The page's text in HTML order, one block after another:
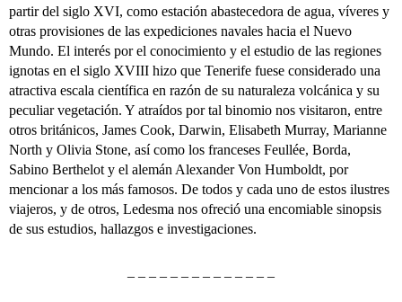
partir del siglo XVI, como estación abastecedora de agua, víveres y
otras provisiones de las expediciones navales hacia el Nuevo
Mundo. El interés por el conocimiento y el estudio de las regiones
ignotas en el siglo XVIII hizo que Tenerife fuese considerado una
atractiva escala científica en razón de su naturaleza volcánica y su
peculiar vegetación. Y atraídos por tal binomio nos visitaron, entre
otros británicos, James Cook, Darwin, Elisabeth Murray, Marianne
North y Olivia Stone, así como los franceses Feullée, Borda,
Sabino Berthelot y el alemán Alexander Von Humboldt, por
mencionar a los más famosos. De todos y cada uno de estos ilustres
viajeros, y de otros, Ledesma nos ofreció una encomiable sinopsis
de sus estudios, hallazgos e investigaciones.
– – – – – – – – – – – – – –